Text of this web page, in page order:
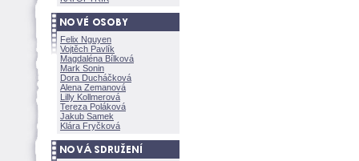
Felix Nguyen
Vojtěch Pavlík
Magdaléna Bílkov
Mark Sonin
Dora Ducháčkov
Alena Zemanov
Lilly Kollmerov
Tereza Polákov
Jakub Samek
Klára Fryčkov